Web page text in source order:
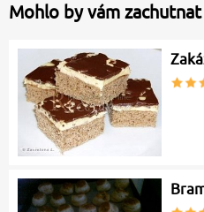
Mohlo by vám zachutnat